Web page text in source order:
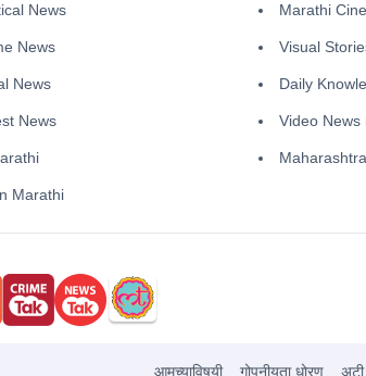
News
News
News
News
Marathi
Marathi
Visual
Daily
Video News
आमच्याविषयी गोपनीयता धोरण अटी